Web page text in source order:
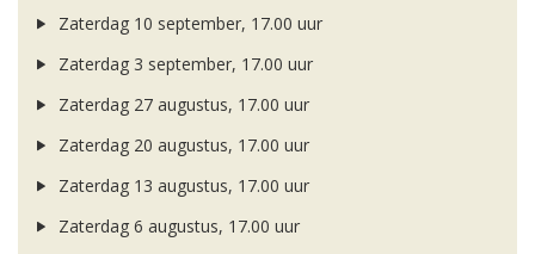
Zaterdag 10 september, 17.00 uur
Zaterdag 3 september, 17.00 uur
Zaterdag 27 augustus, 17.00 uur
Zaterdag 20 augustus, 17.00 uur
Zaterdag 13 augustus, 17.00 uur
Zaterdag 6 augustus, 17.00 uur